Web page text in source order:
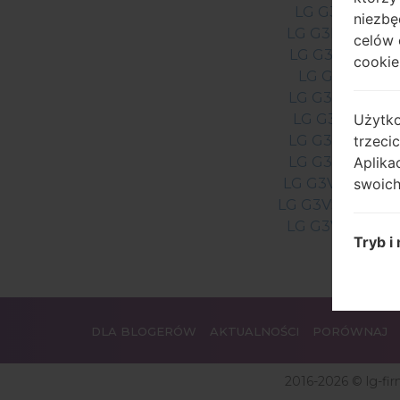
LG G3AS985
LG G3D850PR
LG G3D851TN
LG G3D852
LG G3D855AR
LG G3D855P
LG G3D855TR
LG G3US990Z
LG G3VS985DU
LG G3VS985RDU
LG G3VS985W
DLA BLOGERÓW AKTUALNOŚCI PORÓWNAJ
2016-2026 © lg-
celów
Tryb i